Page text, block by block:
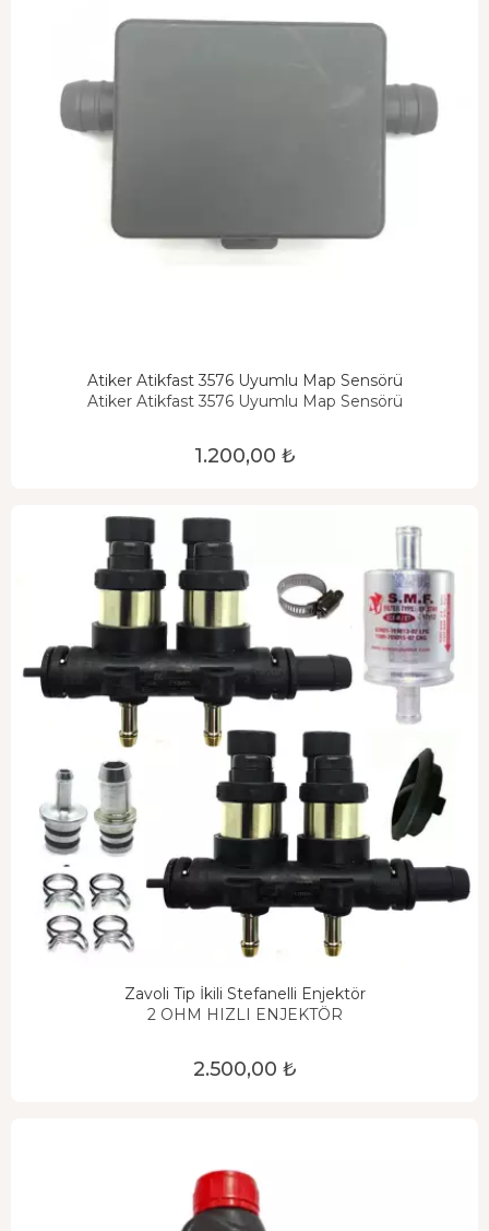
Atiker Atikfast 3576 Uyumlu Map Sensörü
Atiker Atikfast 3576 Uyumlu Map Sensörü
1.200,00 ₺
Zavoli Tip İkili Stefanelli Enjektör
2 OHM HIZLI ENJEKTÖR
2.500,00 ₺